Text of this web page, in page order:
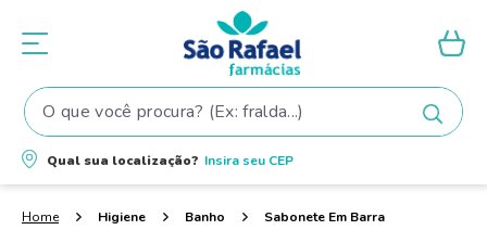
O que você procura? (Ex: fralda...)
Qual sua localização? Insira seu CEP
Higiene Banho Sabonete Em Barra
Termos mais buscados
1º fralda
shampoo